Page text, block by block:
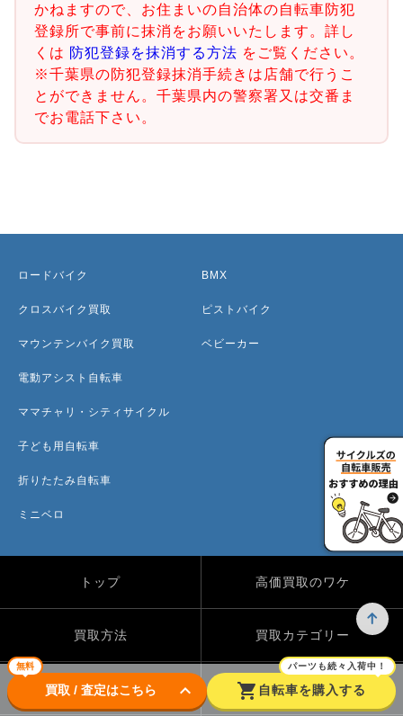
かねますので、お住まいの自治体の自転車防犯
登録所で事前に抹消をお願いいたします。詳し
くは 防犯登録を抹消する方法 をご覧ください。
※千葉県の防犯登録抹消手続きは店舗で行うこ
とができません。千葉県内の警察署又は交番ま
でお電話下さい。
無料
買取 / 査定はこちら keyboard_arrow_down shopping_cart
パーツも続々入荷中！
自転車を購入する
ロードバイク
クロスバイク買取
マウンテンバイク買取
電動アシスト自転車
ママチャリ・シティサイクル
子ども用自転車
折りたたみ自転車
ミニベロ
BMX
ピストバイク
ベビーカー
トップ 高価買取のワケ
買取方法 買取カテゴリー
買取実績 自転車のコラム